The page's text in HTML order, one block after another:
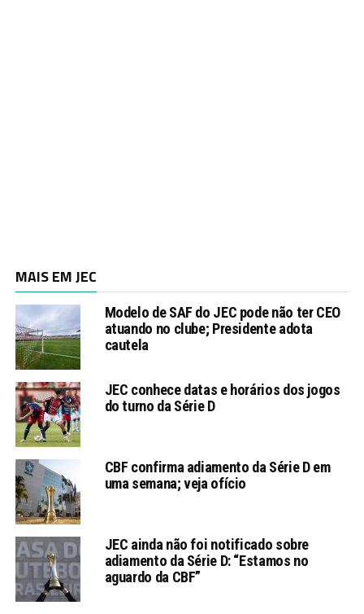
MAIS EM JEC
Modelo de SAF do JEC pode não ter CEO
atuando no clube; Presidente adota
cautela
JEC conhece datas e horários dos jogos
do turno da Série D
CBF confirma adiamento da Série D em
uma semana; veja ofício
JEC ainda não foi notificado sobre
adiamento da Série D: “Estamos no
aguardo da CBF”